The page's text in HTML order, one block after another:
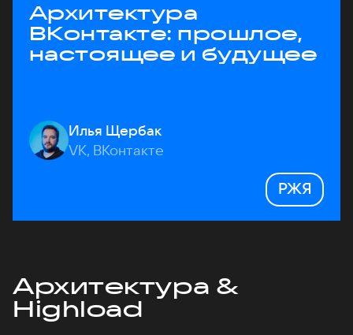
Архитектура
ВКонтакте: прошлое,
настоящее и будущее
Илья Щербак
VK, ВКонтакте
РЖЯ
Архитектура &
Highload